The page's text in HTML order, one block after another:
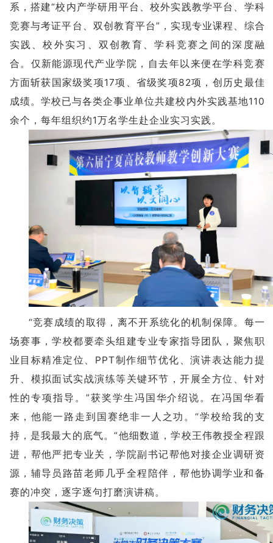
系，搭建“校内产学研用平台、校外实践教学平台、学科
竞赛与考证平台、双创教育平台”，实现专业课程、综合
实践、校外实习、双创教育、学科竞赛之间的深度融
合。仅新能源现代产业学院，自去年以来便在学科竞赛
方面斩获国家级奖项17项、省级奖项82项，创历史最佳
成绩。学校已与各类企事业单位共建校内外实践基地110
余个，每年组织约1万名学生赴企业实习实践。
“竞赛成绩的取得，离不开系统化的机制保障。每一
场赛事，学校都要牵头组建专业专家指导团队，聚焦职
业目标精准定位、PPT制作细节优化、演讲表达能力提
升、模拟面试实战演练等关键环节，开展全方位、针对
性的专项指导。”获奖学生冯国华介绍说。在冯国华看
来，他能一路走到国赛绝非一人之功。“学校给我的支
持，是我最大的底气。”他细数道，学校王伟教授全程跟
进，帮他严把专业关，学院副书记帮他对接企业调研资
源，辅导员路苗老师几乎全程陪伴，帮他协调学业和备
赛的冲突，逐字逐句打磨演讲稿。